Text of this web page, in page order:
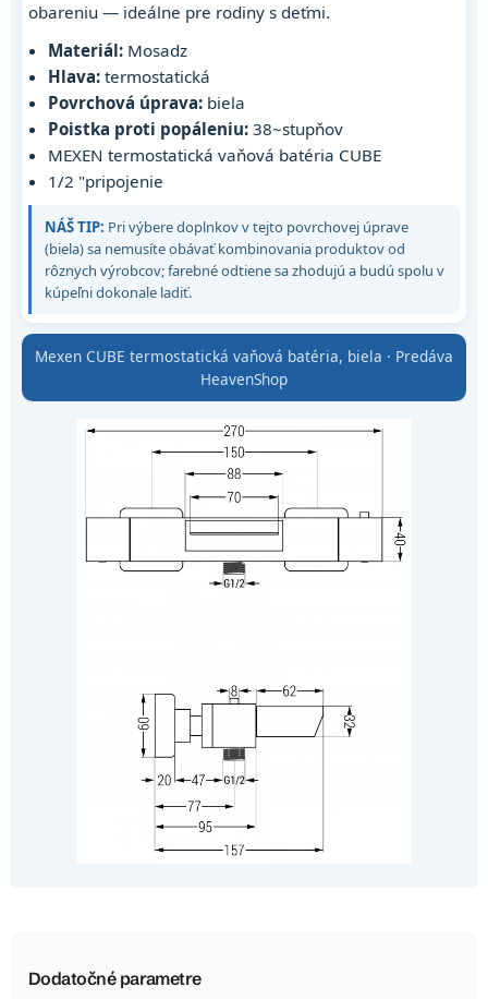
obareniu — ideálne pre rodiny s deťmi.
Materiál: Mosadz
Hlava: termostatická
Povrchová úprava: biela
Poistka proti popáleniu: 38~stupňov
MEXEN termostatická vaňová batéria CUBE
1/2 "pripojenie
NÁŠ TIP: Pri výbere doplnkov v tejto povrchovej úprave
(biela) sa nemusíte obávať kombinovania produktov od
rôznych výrobcov; farebné odtiene sa zhodujú a budú spolu v
kúpeľni dokonale ladiť.
Mexen CUBE termostatická vaňová batéria, biela · Predáva
HeavenShop
Dodatočné parametre